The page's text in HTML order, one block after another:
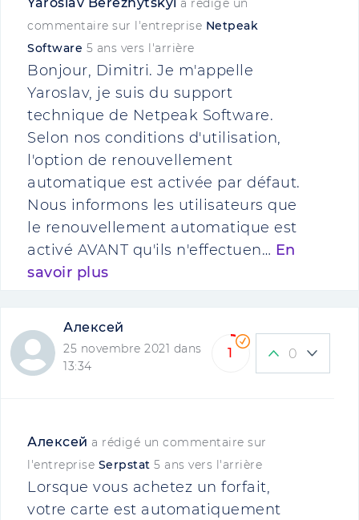
a rédigé un
commentaire sur l'entreprise Netpeak
Software 5 ans vers l'arrière
Bonjour, Dimitri. Je m'appelle
Yaroslav, je suis du support
technique de Netpeak Software.
Selon nos conditions d'utilisation,
l'option de renouvellement
automatique est activée par défaut.
Nous informons les utilisateurs que
le renouvellement automatique est
activé AVANT qu'ils n'effectuen… En
savoir plus
Алексей
25 novembre 2021 dans
13:34
1 0
Алексей a rédigé un commentaire sur
l'entreprise Serpstat 5 ans vers l'arrière
Lorsque vous achetez un forfait,
votre carte est automatiquement